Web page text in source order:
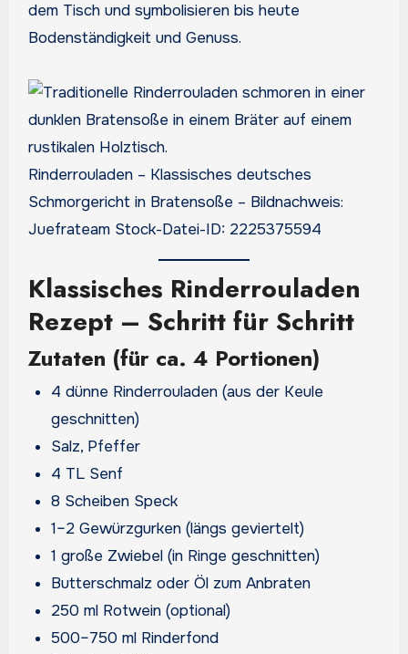
dem Tisch und symbolisieren bis heute
Bodenständigkeit und Genuss.
Rinderrouladen – Klassisches deutsches
Schmorgericht in Bratensoße – Bildnachweis:
Juefrateam Stock-Datei-ID: 2225375594
Klassisches Rinderrouladen
Rezept – Schritt für Schritt
Zutaten (für ca. 4 Portionen)
4 dünne Rinderrouladen (aus der Keule
geschnitten)
Salz, Pfeffer
4 TL Senf
8 Scheiben Speck
1–2 Gewürzgurken (längs geviertelt)
1 große Zwiebel (in Ringe geschnitten)
Butterschmalz oder Öl zum Anbraten
250 ml Rotwein (optional)
500–750 ml Rinderfond